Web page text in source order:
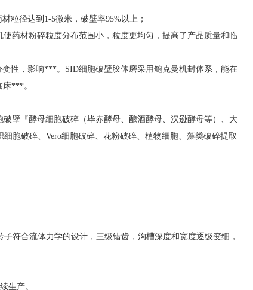
粒径达到1-5微米，破壁率95%以上；
使药材粉碎粒度分布范围小，粒度更均匀，提高了产品质量和临
性，影响***。 SID细胞破壁胶体磨采用鲍克曼机封体系，能在
***。
壁『酵母细胞破碎（毕赤酵母、酿酒酵母、汉逊酵母等）、大
胞破碎、Vero细胞破碎、花粉破碎、植物细胞、藻类破碎提取
符合流体力学的设计，三级错齿，沟槽深度和宽度逐级变细，
生产。